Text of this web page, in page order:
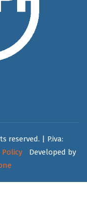
reserved. | P.iva:
Policy
Developed by